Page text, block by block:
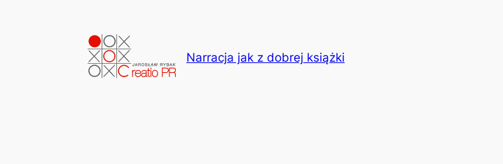
Narracja jak z dobrej książki